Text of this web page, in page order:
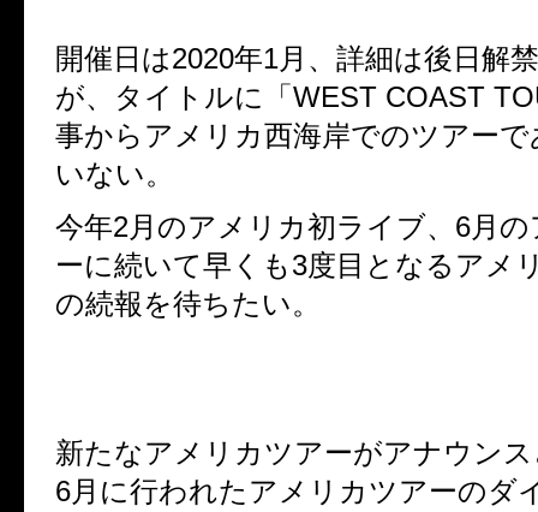
開催日は2020年1月、詳細は後日解
が、タイトルに「 WEST COAST
事から アメリカ西海岸でのツアー
いない。
今年2月のアメリカ初ライブ、 6月
ーに続いて早くも3度目となるアメ
の続報を待ちたい。
新たなアメリカツアーがアナウン
6月に行われたアメリカツアーのダ